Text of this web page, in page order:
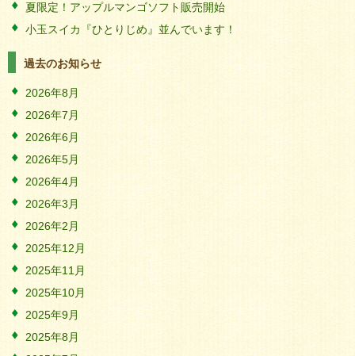
夏限定！アップルマンゴソフト販売開始
小玉スイカ『ひとりじめ』並んでいます！
過去のお知らせ
2026年8月
2026年7月
2026年6月
2026年5月
2026年4月
2026年3月
2026年2月
2025年12月
2025年11月
2025年10月
2025年9月
2025年8月